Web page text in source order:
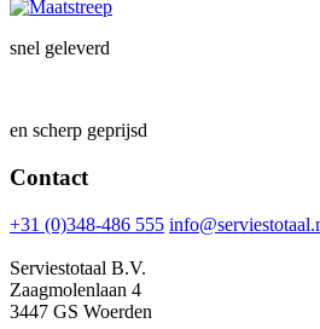
snel geleverd
en scherp geprijsd
Contact
+31 (0)348-486 555
Serviestotaal B.V.
Zaagmolenlaan 4
3447 GS Woerden